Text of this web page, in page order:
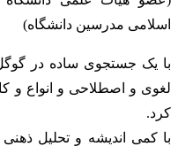
اسلامی مدرسین دانشگاه)
با یک جستجوی ساده در
لغوی و اصطلاحی و انواع و
کرد.
با کمی اندیشه و تحلیل ذهنی